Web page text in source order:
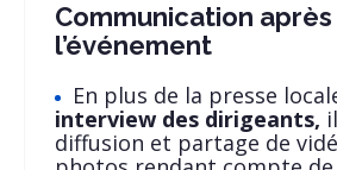
Communication après
l’événement
En plus de la presse
interview des dirigeants,
diffusion et partage de